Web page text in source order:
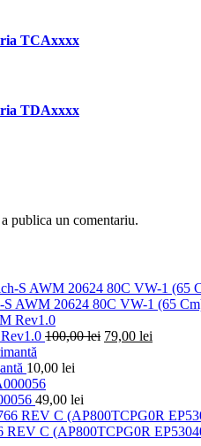
TCAxxxx
TDAxxxx
publica un comentariu.
S AWM 20624 80C VW-1 (65
100,00lei Prețul
79,00 lei
10,00 lei
49,00 lei
REV C (AP800TCPG0R